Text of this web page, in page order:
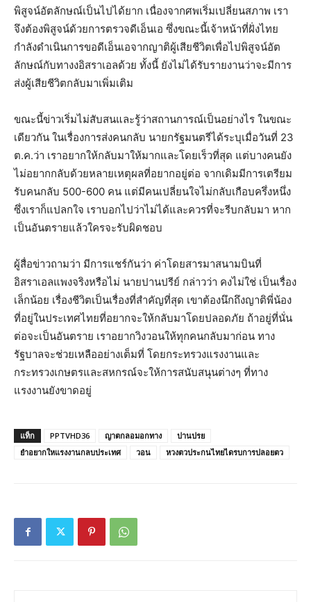
พิสูจน์อัตลักษณ์เป็นไปได้ยาก เนื่องจากศพเริ่มเปลี่ยนสภาพ เรา
จึงต้องพิสูจน์ด้วยการตรวจดีเอ็นเอ ซึ่งขณะนี้เจ้าหน้าที่ฝั่งไทย
กำลังดำเนินการขอดีเอ็นเอจากญาติผู้เสียชีวิตเพื่อไปพิสูจน์อัต
ลักษณ์กับทางงอิสราเอลด้วย ทั้งนี้ ยังไม่ได้รับรายงานว่าจะมีการ
ส่งผู้เสียชีวิตกลับมาเพิ่มเติม
ขณะนี้ข่าวเริ่มไม่สับสนและรู้ว่าสถานการณ์เป็นอย่างไร ในขณะ
เดียวกัน ในเรื่องการส่งคนกลับ นายกรัฐมนตรีได้ระบุเมื่อวันที่ 23
ต.ค.ว่า เราอยากให้กลับมาให้มากและโดยเร็วที่สุด แต่บางคนยัง
ไม่อยากกลับด้วยหลายเหตุผลที่อยากอยู่ต่อ จากเดิมมีการเตรียม
รับคนกลับ 500-600 คน แต่มีคนเปลี่ยนใจไม่กลับเกือบครึ่งหนึ่ง
ซึ่งเราก็แปลกใจ เราบอกไปว่าไม่ได้และควรที่จะรีบกลับมา หาก
เป็นอันตรายแล้วใครจะรับผิดชอบ
ผู้สื่อข่าวถามว่า มีการแชร์กันว่า ค่าโดยสารมาสนามบินที่
อิสราเอลแพงจริงหรือไม่ นายปานปรีย์ กล่าวว่า คงไม่ใช่ เป็นเรื่อง
เล็กน้อย เรื่องชีวิตเป็นเรื่องที่สำคัญที่สุด เขาต้องนึกถึงญาติพี่น้อง
ที่อยู่ในประเทศไทยที่อยากจะให้กลับมาโดยปลอดภัย ถ้าอยู่ที่นั่น
ต่อจะเป็นอันตราย เราอยากวิงวอนให้ทุกคนกลับมาก่อน ทาง
รัฐบาลจะช่วยเหลืออย่างเต็มที่ โดยกระทรวงแรงงานและ
กระทรวงเกษตรและสหกรณ์จะให้การสนับสนุนต่างๆ ที่ทาง
แรงงานยังขาดอยู่
แท็ก PPTVHD36 ญาตกลอมอกทาง
ปานปรย
ยำอยากใหแรงงานกลบประเทศ
วอน หวงตวประกนไทยไดรบการปลอยตว